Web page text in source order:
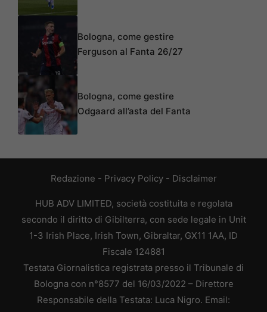
Bologna, come gestire
Ferguson al Fanta 26/27
Bologna, come gestire
Odgaard all’asta del Fanta
Redazione - Privacy Policy- Disclaimer
HUB ADV LIMITED, società costituita e regolata
secondo il diritto di Gibilterra, con sede legale in Unit
1-3 Irish Place, Irish Town, Gibraltar, GX11 1AA, ID
Fiscale 124881
Testata Giornalistica registrata presso il Tribunale di
Bologna con n°8577 del 16/03/2022 – Direttore
Responsabile della Testata: Luca Nigro. Email: